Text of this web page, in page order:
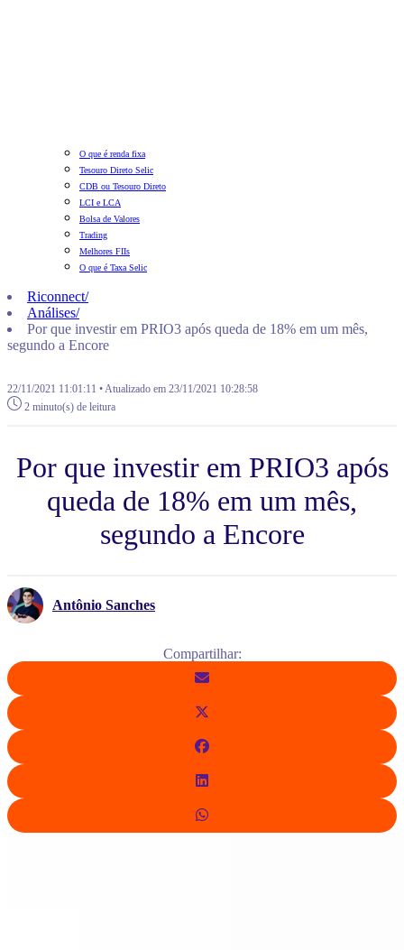
O que é renda fixa
Tesouro Direto Selic
CDB ou Tesouro Direto
LCI e LCA
Bolsa de Valores
Trading
Melhores FIIs
O que é Taxa Selic
Riconnect/
Análises/
Por que investir em PRIO3 após queda de 18% em um mês,
segundo a Encore
22/11/2021 11:01:11 • Atualizado em 23/11/2021 10:28:58
2 minuto(s) de leitura
Por que investir em PRIO3 após
queda de 18% em um mês,
segundo a Encore
Antônio Sanches
Compartilhar: